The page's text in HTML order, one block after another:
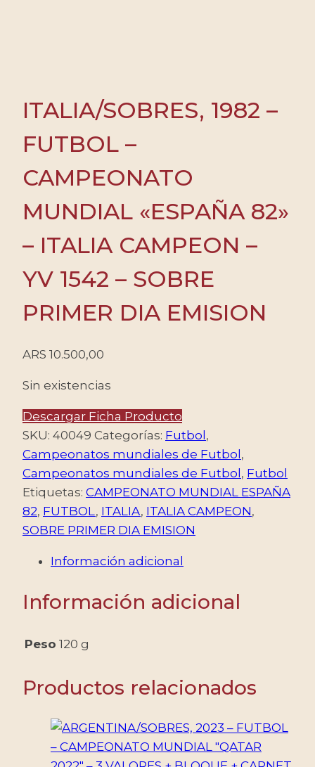
ITALIA/SOBRES, 1982 –
FUTBOL –
CAMPEONATO
MUNDIAL «ESPAÑA 82»
– ITALIA CAMPEON –
YV 1542 – SOBRE
PRIMER DIA EMISION
ARS 10.500,00
Sin existencias
Descargar Ficha Producto
SKU: 40049 Categorías: Futbol,
Campeonatos mundiales de Futbol,
Campeonatos mundiales de Futbol, Futbol
Etiquetas: CAMPEONATO MUNDIAL ESPAÑA
82, FUTBOL , ITALIA, ITALIA CAMPEON,
SOBRE PRIMER DIA EMISION
Información adicional
Información adicional
Peso 120 g
Productos relacionados